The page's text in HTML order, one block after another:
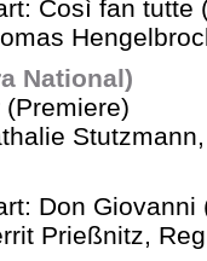
Così fan tutte
National)
Don Giovanni
Prießnitz,